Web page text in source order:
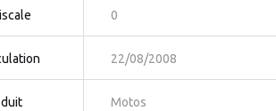
0
22/08/2008
Motos